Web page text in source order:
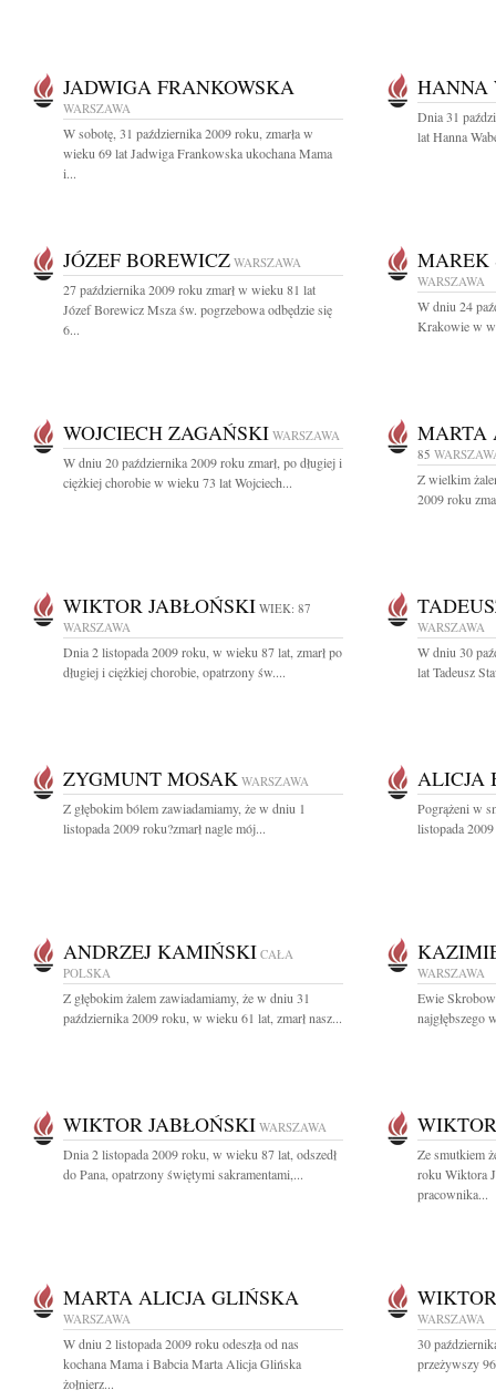
JADWIGA FRANKOWSKA
WARSZAWA
W sobotę, 31 października 2009 roku, zmarła w
wieku 69 lat Jadwiga Frankowska ukochana Mama
i...
HANNA
Dnia 31
lat Hanna
JÓZEF BOREWICZ WARSZAWA
27 października 2009 roku zmarł w wieku 81 lat
Józef Borewicz Msza św. pogrzebowa odbędzie się
6...
MAREK
WARSZAWA
W dniu 24
Krakowie w
WOJCIECH ZAGAŃSKI WARSZAWA
W dniu 20 października 2009 roku zmarł, po długiej i
ciężkiej chorobie w wieku 73 lat Wojciech...
MARTA
85
Z wielkim
2009 roku
WIKTOR JABŁOŃSKI WIEK: 87
WARSZAWA
Dnia 2 listopada 2009 roku, w wieku 87 lat, zmarł po
długiej i ciężkiej chorobie, opatrzony św....
WARSZAWA
W dniu 30
lat Tadeusz
ZYGMUNT MOSAK WARSZAWA
Z głębokim bólem zawiadamiamy, że w dniu 1
listopada 2009 roku?zmarł nagle mój...
ALICJA
Pogrążeni w
listopada 2009
ANDRZEJ KAMIŃSKI CAŁA
POLSKA
Z głębokim żalem zawiadamiamy, że w dniu 31
października 2009 roku, w wieku 61 lat, zmarł nasz...
WARSZAWA
Ewie
najgłębszego
WIKTOR JABŁOŃSKI WARSZAWA
Dnia 2 listopada 2009 roku, w wieku 87 lat, odszedł
do Pana, opatrzony świętymi sakramentami,...
Ze smutkiem
roku Wiktora
pracownika...
MARTA ALICJA GLIŃSKA
WARSZAWA
W dniu 2 listopada 2009 roku odeszła od nas
kochana Mama i Babcia Marta Alicja Glińska
żołnierz...
WARSZAWA
30
przeżywszy